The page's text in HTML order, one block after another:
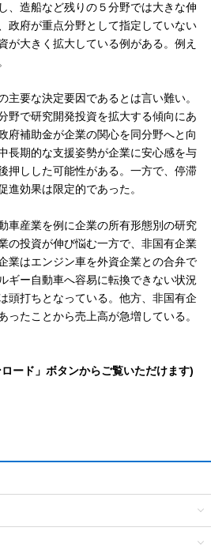
、造船など残りの５分野では大きな伸
政府が重点分野として指定していない
が大きく拡大している例がある。例え
主要な決定要因であるとは言い難い。
野で研究開発投資を拡大する傾向にあ
府補助金が企業の関心を同分野へと向
長期的な支援姿勢が企業に安心感を与
押しした可能性がある。一方で、停滞
進効果は限定的であった。
車産業を例に企業の所有形態別の研究
の投資が伸び悩む一方で、非国有企業
業はエンジン車を外資企業との合弁で
ギー自動車へ容易に転換できない状況
頭打ちとなっている。他方、非国有企
ったことから売上高が急増している。
ード」ボタンからご覧いただけます)